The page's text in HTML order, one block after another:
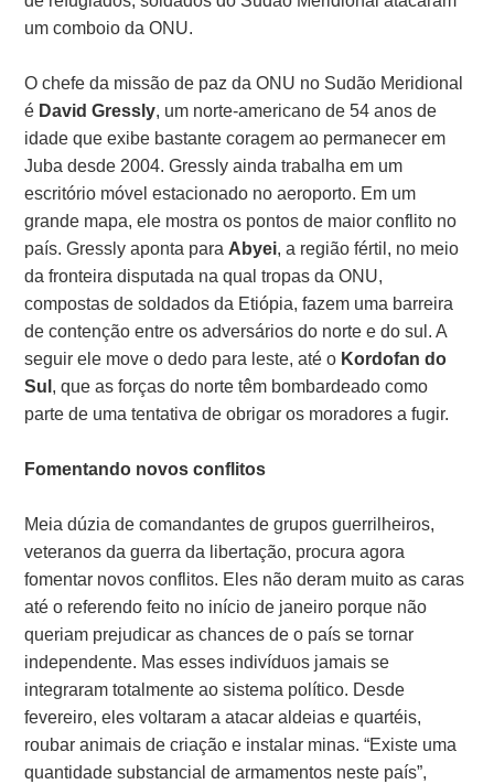
um comboio da ONU.
O chefe da missão de paz da ONU no Sudão Meridional
é David Gressly, um norte-americano de 54 anos de
idade que exibe bastante coragem ao permanecer em
Juba desde 2004. Gressly ainda trabalha em um
escritório móvel estacionado no aeroporto. Em um
grande mapa, ele mostra os pontos de maior conflito no
país. Gressly aponta para Abyei, a região fértil, no meio
da fronteira disputada na qual tropas da ONU,
compostas de soldados da Etiópia, fazem uma barreira
de contenção entre os adversários do norte e do sul. A
seguir ele move o dedo para leste, até o Kordofan do
Sul , que as forças do norte têm bombardeado como
parte de uma tentativa de obrigar os moradores a fugir.
Fomentando novos conflitos
Meia dúzia de comandantes de grupos guerrilheiros,
veteranos da guerra da libertação, procura agora
fomentar novos conflitos. Eles não deram muito as caras
até o referendo feito no início de janeiro porque não
queriam prejudicar as chances de o país se tornar
independente. Mas esses indivíduos jamais se
integraram totalmente ao sistema político. Desde
fevereiro, eles voltaram a atacar aldeias e quartéis,
roubar animais de criação e instalar minas. “Existe uma
quantidade substancial de armamentos neste país”,